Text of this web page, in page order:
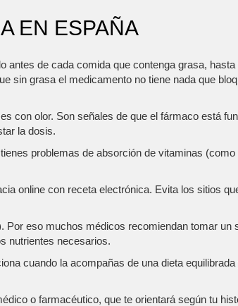
EN ESPAÑA
de cada comida que contenga grasa,
sin grasa el medicamento no tiene nada que
con olor. Son señales de que el fármaco está
la dosis.
problemas de absorción de vitaminas (como
online con receta electrónica. Evita los sitios
eso muchos médicos recomiendan tomar un
nutrientes necesarios.
cuando la acompañas de una dieta
o farmacéutico, que te orientará según tu